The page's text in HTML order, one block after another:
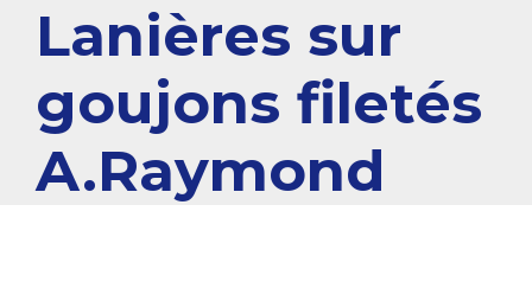
Lanières sur
goujons filetés
A.Raymond